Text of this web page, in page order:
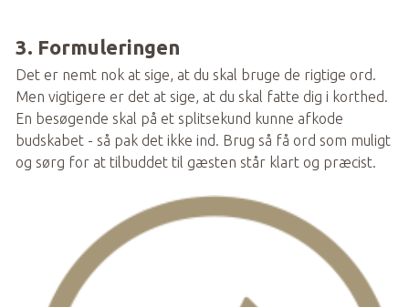
3. Formuleringen
Det er nemt nok at sige, at du skal bruge de rigtige ord.
Men vigtigere er det at sige, at du skal fatte dig i korthed.
En besøgende skal på et splitsekund kunne afkode
budskabet - så pak det ikke ind. Brug så få ord som muligt
og sørg for at tilbuddet til gæsten står klart og præcist.